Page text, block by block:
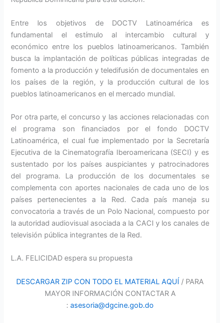
Entre los objetivos de DOCTV Latinoamérica es
fundamental el estímulo al intercambio cultural y
económico entre los pueblos latinoamericanos. También
busca la implantación de políticas públicas integradas de
fomento a la producción y teledifusión de documentales en
los países de la región, y la producción cultural de los
pueblos latinoamericanos en el mercado mundial.
Por otra parte, el concurso y las acciones relacionadas con
el programa son financiados por el fondo DOCTV
Latinoamérica, el cual fue implementado por la Secretaría
Ejecutiva de la Cinematografía Iberoamericana (SECI) y es
sustentado por los países auspiciantes y patrocinadores
del programa. La producción de los documentales se
complementa con aportes nacionales de cada uno de los
países pertenecientes a la Red. Cada país maneja su
convocatoria a través de un Polo Nacional, compuesto por
la autoridad audiovisual asociada a la CACI y los canales de
televisión pública integrantes de la Red.
L.A. FELICIDAD espera su propuesta
DESCARGAR ZIP CON TODO EL MATERIAL AQUÍ / PARA
MAYOR INFORMACIÓN CONTACTAR A
: asesoria@dgcine.gob.do